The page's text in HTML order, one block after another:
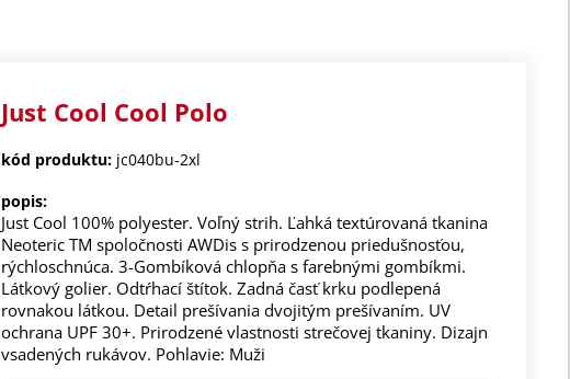
Just Cool Cool Polo
kód produktu: jc040bu-2xl
popis:
Just Cool 100% polyester. Voľný strih. Ľahká textúrovaná tkanina
Neoteric TM spoločnosti AWDis s prirodzenou priedušnosťou,
rýchloschnúca. 3-Gombíková chlopňa s farebnými gombíkmi.
Látkový golier. Odtŕhací štítok. Zadná časť krku podlepená
rovnakou látkou. Detail prešívania dvojitým prešívaním. UV
ochrana UPF 30+. Prirodzené vlastnosti strečovej tkaniny. Dizajn
vsadených rukávov. Pohlavie: Muži